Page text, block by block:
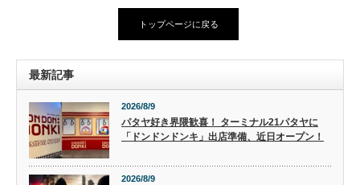
トップページに戻る
最新記事
2026/8/9
パタヤ好き界隈歓喜！ ターミナル21パタヤに
「ドンドンドンキ」出店準備、近日オープン！
2026/8/9